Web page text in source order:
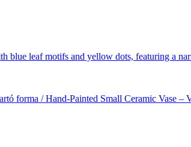
forma / Hand-Painted Small Ceramic Vase –